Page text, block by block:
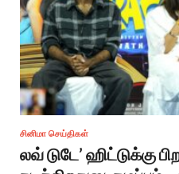
சினிமா செய்திகள்
லவ் டுடே’ ஹிட்டுக்கு